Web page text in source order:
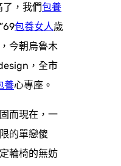
了，我們包養
包養女人歲
今朝烏魯木
，全市
養心專座。
而現在，一
的單戀傻
輪椅的無妨